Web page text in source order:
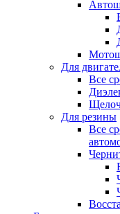
Для
Все
Для резины
Все